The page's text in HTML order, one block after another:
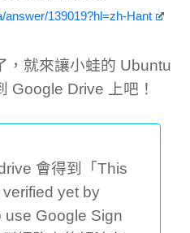
answer/139019?hl=zh-Hant
，就來讓小蛙的 Ubuntu
Google Drive 上吧！
會得到「This
yet by
use Google Sign